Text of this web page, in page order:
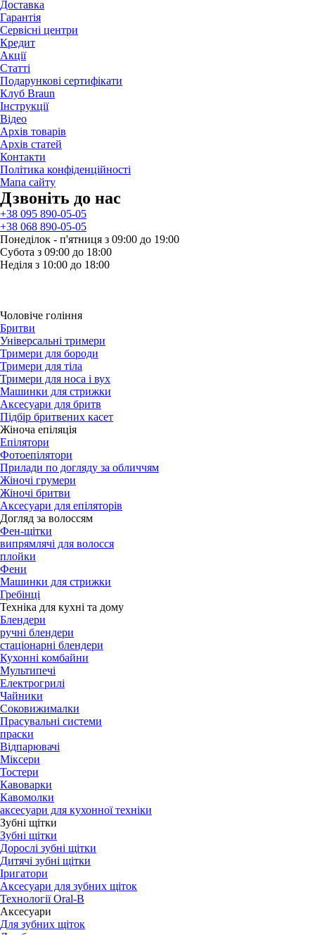
Доставка
Гарантія
Сервісні центри
Кредит
Акції
Статті
Подарункові сертифікати
Клуб Braun
Iнструкції
Відео
Архів товарів
Архів статей
Контакти
Політика конфіденційності
Мапа сайту
Дзвонiть до нас
+38 095 890-05-05
+38 068 890-05-05
Понеділок - п'ятниця з 09:00 до 19:00
Субота з 09:00 до 18:00
Неділя з 10:00 до 18:00
Чоловіче гоління
Бритви
Універсальні тримери
Тримери для бороди
Тримери для тіла
Тримери для носа і вух
Машинки для стрижки
Аксесуари для бритв
Підбір бритвених касет
Жіноча епіляція
Епілятори
Фотоепілятори
Прилади по догляду за обличчям
Жіночі грумери
Жіночі бритви
Аксесуари для епіляторів
Догляд за волоссям
Фен-щітки
випрямлячі для волосся
плойки
Фени
Машинки для стрижки
Гребінці
Техніка для кухні та дому
Блендери
ручні блендери
стаціонарні блендери
Кухонні комбайни
Мультипечі
Електрогрилі
Чайники
Соковижималки
Прасувальні системи
праски
Відпарювачі
Міксери
Тостери
Кавоварки
Кавомолки
аксесуари для кухонної техніки
Зубні щітки
Зубні щітки
Дорослі зубні щітки
Дитячі зубні щітки
Іригатори
Аксесуари для зубних щіток
Технології Oral-B
Aксесуари
Для зубних щіток